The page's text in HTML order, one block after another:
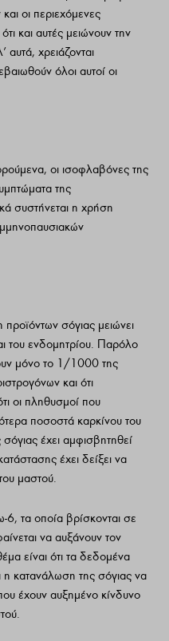
οι περιεχόμενες
και αυτές μειώνουν την
χρειάζονται
όλοι αυτοί οι
οι ισοφλαβόνες της
της
συστήνεται η χρήση
προϊόντων σόγιας μειώνει
του ενδομητρίου. Παρόλο
μόνο το 1/1000 της
και ότι
οι πληθυσμοί που
ποσοστά καρκίνου του
έχει αμφισβητηθεί
έχει δείξει να
μαστού.
τα οποία βρίσκονται σε
να αυξάνουν τον
είναι ότι τα δεδομένα
η κατανάλωση της σόγιας να
έχουν αυξημένο κίνδυνο